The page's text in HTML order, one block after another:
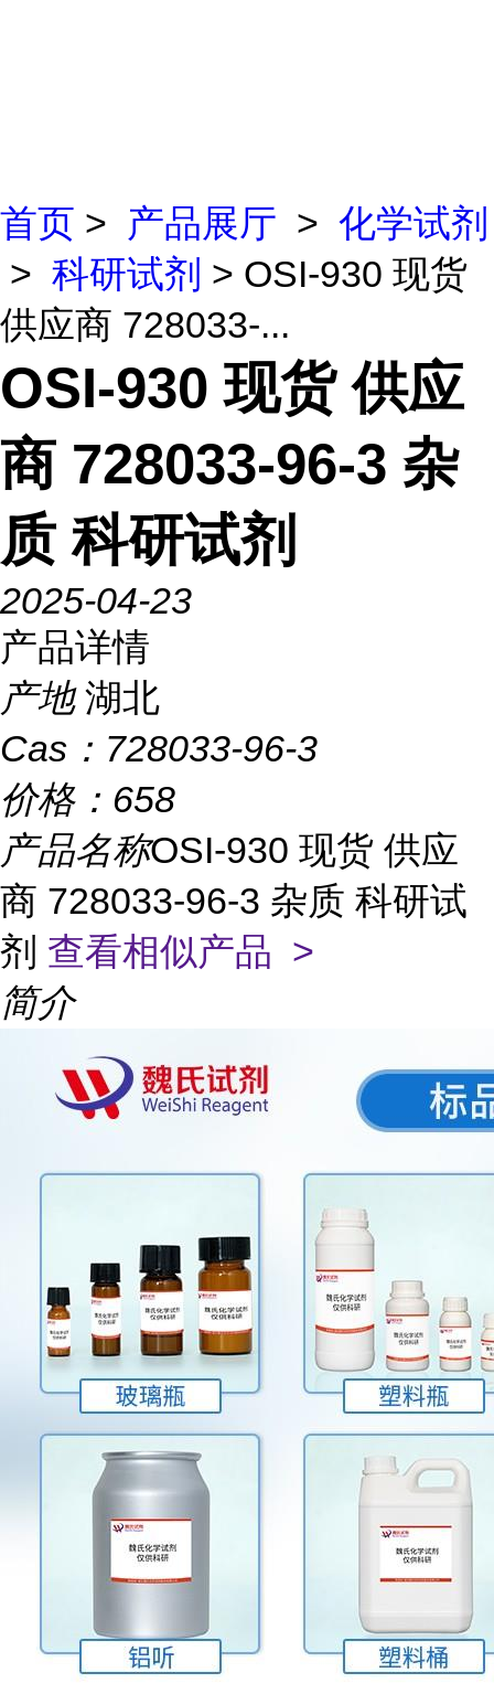
首页 > 产品展厅 > 化学试剂
> 科研试剂 > OSI-930 现货
供应商 728033-...
OSI-930 现货 供应
商 728033-96-3 杂
质 科研试剂
2025-04-23
产品详情
产地 湖北
Cas： 728033-96-3
价格： 658
产品名称OSI-930 现货 供应
商 728033-96-3 杂质 科研试
剂 查看相似产品 >
简介